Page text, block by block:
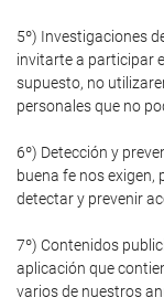
5º) Investigaciones
invitarte a participar
supuesto, no
personales que no
6º) Detección y
buena fe nos
detectar y prevenir
7º) Contenidos
aplicación que
varios de nuestros